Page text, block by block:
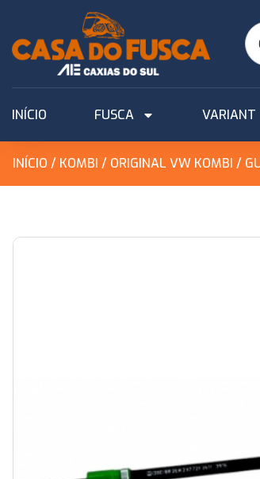
INÍCIO FUSCA VARIANT
INÍCIO / KOMBI / ORIGINAL VW KOMBI /